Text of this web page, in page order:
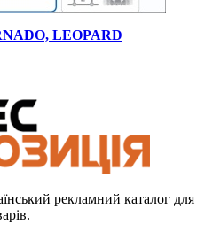
LEOPARD
рекламний каталог для